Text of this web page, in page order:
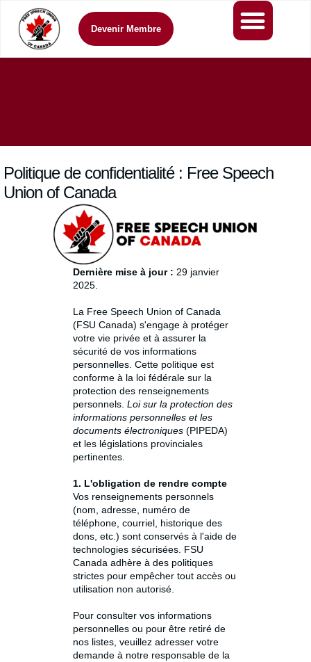
Devenir Membre
Politique de confidentialité : Free Speech
Union of Canada
Dernière mise à jour : 29 janvier
2025.
La Free Speech Union of Canada
(FSU Canada) s'engage à protéger
votre vie privée et à assurer la
sécurité de vos informations
personnelles. Cette politique est
conforme à la loi fédérale sur la
protection des renseignements
personnels. Loi sur la protection des
informations personnelles et les
documents électroniques (PIPEDA)
et les législations provinciales
pertinentes.
1. L'obligation de rendre compte
Vos renseignements personnels
(nom, adresse, numéro de
téléphone, courriel, historique des
dons, etc.) sont conservés à l'aide de
technologies sécurisées. FSU
Canada adhère à des politiques
strictes pour empêcher tout accès ou
utilisation non autorisé.
Pour consulter vos informations
personnelles ou pour être retiré de
nos listes, veuillez adresser votre
demande à notre responsable de la